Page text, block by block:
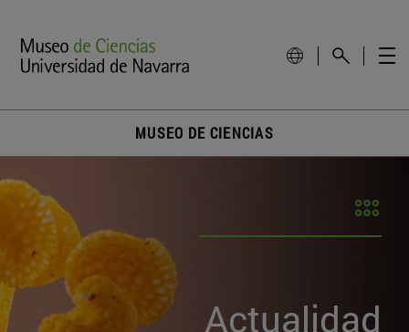
MUSEO DE CIENCIAS
Actualidad